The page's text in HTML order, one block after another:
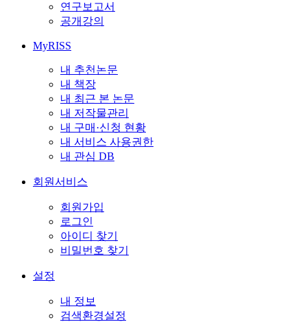
연구보고서
공개강의
MyRISS
내 추천논문
내 책장
내 최근 본 논문
내 저작물관리
내 구매·신청 현황
내 서비스 사용권한
내 관심 DB
회원서비스
회원가입
로그인
아이디 찾기
비밀번호 찾기
설정
내 정보
검색환경설정